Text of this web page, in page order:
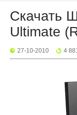
Скачать
Ultimate
27-10-2010 4